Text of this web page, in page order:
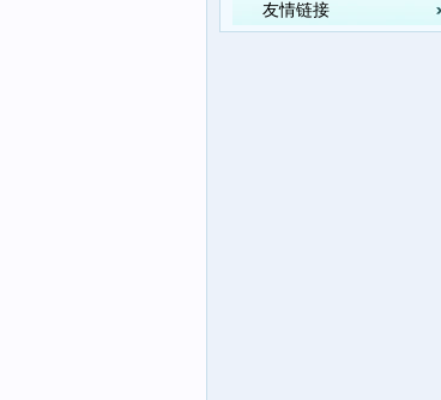
友情链接